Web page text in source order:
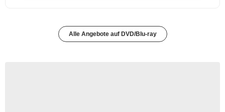
Alle Angebote auf DVD/Blu-ray